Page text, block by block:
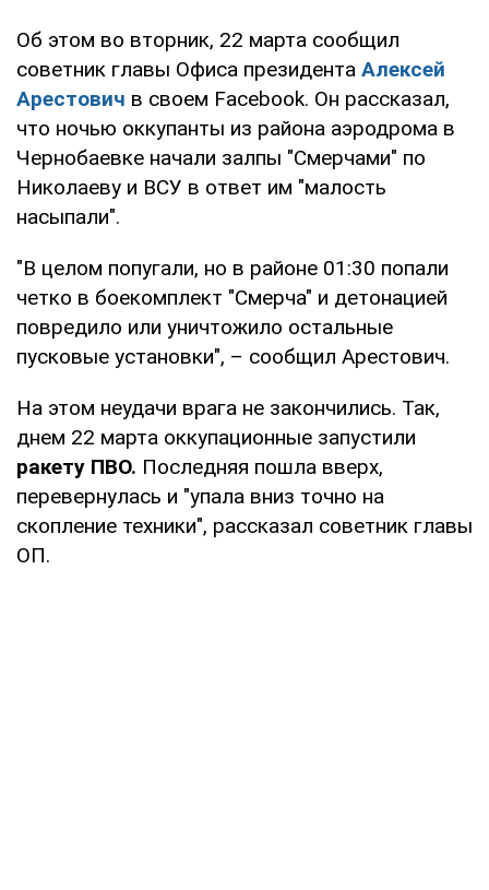
Об этом во вторник, 22 марта сообщил
советник главы Офиса президента Алексей
Арестович в своем Facebook. Он рассказал,
что ночью оккупанты из района аэродрома в
Чернобаевке начали залпы "Смерчами" по
Николаеву и ВСУ в ответ им "малость
насыпали".
"В целом попугали, но в районе 01:30 попали
четко в боекомплект "Смерча" и детонацией
повредило или уничтожило остальные
пусковые установки", – сообщил Арестович.
На этом неудачи врага не закончились. Так,
днем 22 марта оккупационные запустили
ракету ПВО. Последняя пошла вверх,
перевернулась и "упала вниз точно на
скопление техники", рассказал советник главы
ОП.